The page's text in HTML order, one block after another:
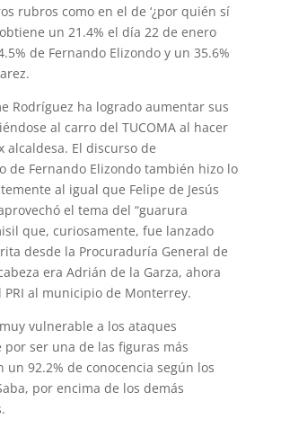
rubros como en el de ‘¿por quién sí
obtiene un 21.4% el día 22 de enero
de Fernando Elizondo y un 35.6%
Rodríguez ha logrado aumentar sus
al carro del TUCOMA al hacer
alcaldesa. El discurso de
de Fernando Elizondo también hizo lo
al igual que Felipe de Jesús
el tema del “guarura
que, curiosamente, fue lanzado
desde la Procuraduría General de
era Adrián de la Garza, ahora
al municipio de Monterrey.
vulnerable a los ataques
por ser una de las figuras más
un 92.2% de conocencia según los
por encima de los demás